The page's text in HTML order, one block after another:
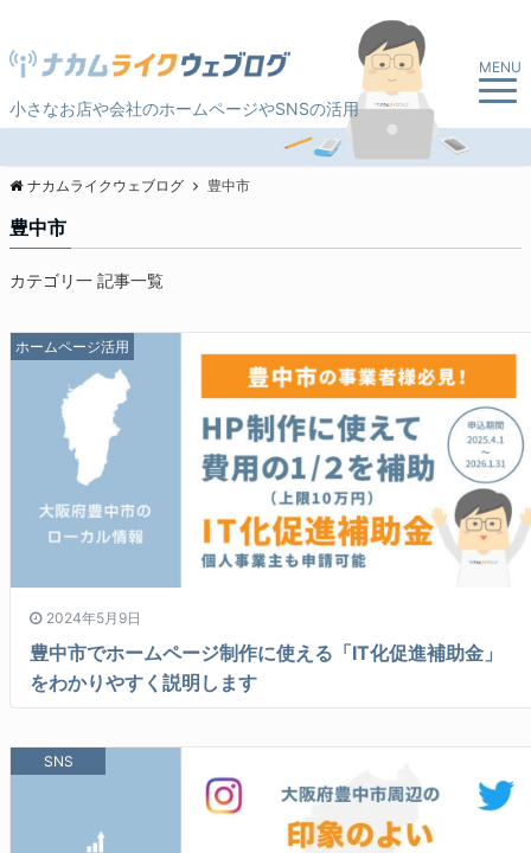
小さなお店や会社のホームページやSNSの活用
MENU
ナカムライクウェブログ 豊中市
豊中市
カテゴリ一 記事一覧
ホームページ活用
2024年5月9日
豊中市でホームページ制作に使える「IT化促進補助金」
をわかりやすく説明します
SNS